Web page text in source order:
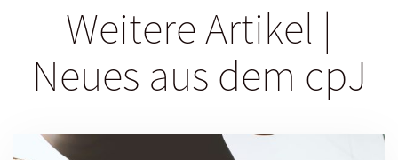
Weitere Artikel |
Neues aus dem cpJ